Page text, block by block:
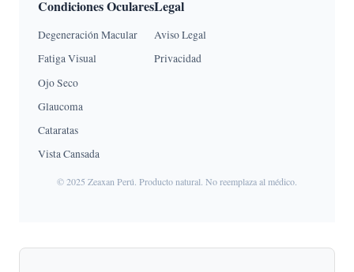
Condiciones Oculares
Degeneración Macular
Fatiga Visual
Ojo Seco
Glaucoma
Cataratas
Vista Cansada
Legal
Aviso Legal
Privacidad
© 2025 Zeaxan Perú. Producto natural. No reemplaza al médico.